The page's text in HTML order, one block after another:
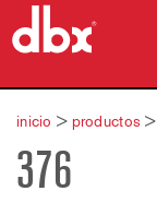
productos
Casos de estudio
inicio > productos >
376